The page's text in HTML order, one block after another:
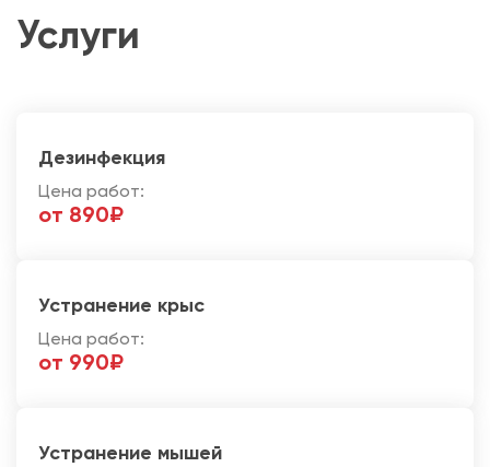
Услуги
Дезинфекция
Цена работ:
от 890₽
Устранение крыс
Цена работ:
от 990₽
Устранение мышей